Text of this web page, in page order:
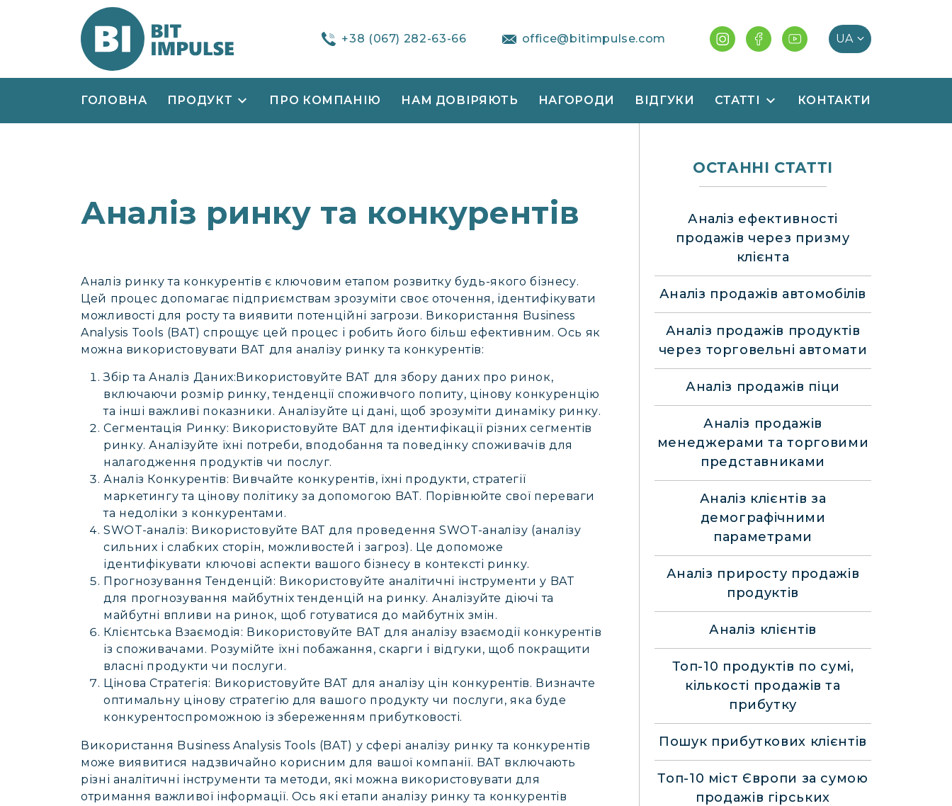
+38 (067) 282-63-66 office@bitimpulse.com
ГОЛОВНА ПРОДУКТ ПРО КОМПАНІЮ НАМ ДОВІРЯЮТЬ НАГОРОДИ ВІДГУКИ СТАТТІ КОНТАКТИ
Аналіз ринку та конкурентів
Аналіз ринку та конкурентів є ключовим етапом розвитку будь-якого бізнесу.
Цей процес допомагає підприємствам зрозуміти своє оточення, ідентифікувати
можливості для росту та виявити потенційні загрози. Використання Business
Analysis Tools (BAT) спрощує цей процес і робить його більш ефективним. Ось як
можна використовувати BAT для аналізу ринку та конкурентів:
Збір та Аналіз Даних:Використовуйте BAT для збору даних про ринок,
включаючи розмір ринку, тенденції споживчого попиту, цінову конкуренцію
та інші важливі показники. Аналізуйте ці дані, щоб зрозуміти динаміку ринку.
Сегментація Ринку: Використовуйте BAT для ідентифікації різних сегментів
ринку. Аналізуйте їхні потреби, вподобання та поведінку споживачів для
налагодження продуктів чи послуг.
Аналіз Конкурентів: Вивчайте конкурентів, їхні продукти, стратегії
маркетингу та цінову політику за допомогою BAT. Порівнюйте свої переваги
та недоліки з конкурентами.
SWOT-аналіз: Використовуйте BAT для проведення SWOT-аналізу (аналізу
сильних і слабких сторін, можливостей і загроз). Це допоможе
ідентифікувати ключові аспекти вашого бізнесу в контексті ринку.
Прогнозування Тенденцій: Використовуйте аналітичні інструменти у BAT
для прогнозування майбутніх тенденцій на ринку. Аналізуйте діючі та
майбутні впливи на ринок, щоб готуватися до майбутніх змін.
Клієнтська Взаємодія: Використовуйте BAT для аналізу взаємодії конкурентів
із споживачами. Розумійте їхні побажання, скарги і відгуки, щоб покращити
власні продукти чи послуги.
Цінова Стратегія: Використовуйте BAT для аналізу цін конкурентів. Визначте
оптимальну цінову стратегію для вашого продукту чи послуги, яка буде
конкурентоспроможною із збереженням прибутковості.
Використання Business Analysis Tools (BAT) у сфері аналізу ринку та конкурентів
може виявитися надзвичайно корисним для вашої компанії. BAT включають
різні аналітичні інструменти та методи, які можна використовувати для
отримання важливої інформації. Ось які етапи аналізу ринку та конкурентів
ОСТАННІ СТАТТІ
Аналіз ефективності
продажів через призму
клієнта
Аналіз продажів автомобілів
Аналіз продажів продуктів
через торговельні автомати
Аналіз продажів піци
Аналіз продажів
менеджерами та торговими
представниками
Аналіз клієнтів за
демографічними
параметрами
Аналіз приросту продажів
продуктів
Аналіз клієнтів
Топ-10 продуктів по сумі,
кількості продажів та
прибутку
Пошук прибуткових клієнтів
Топ-10 міст Європи за сумою
продажів гірських